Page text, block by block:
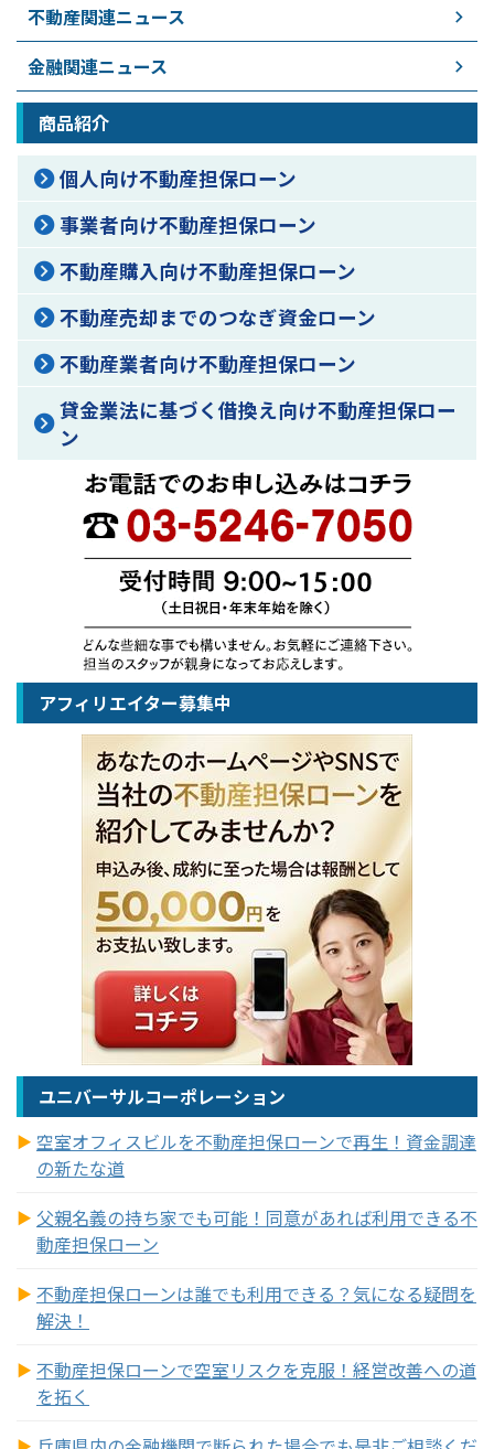
不動産関連ニュース
金融関連ニュース
商品紹介
個人向け不動産担保ローン
事業者向け不動産担保ローン
不動産購入向け不動産担保ローン
不動産売却までのつなぎ資金ローン
不動産業者向け不動産担保ローン
貸金業法に基づく借換え向け不動産担保ロー
ン
アフィリエイター募集中
ユニバーサルコーポレーション
空室オフィスビルを不動産担保ローンで再生！資金調達
の新たな道
父親名義の持ち家でも可能！同意があれば利用できる不
動産担保ローン
不動産担保ローンは誰でも利用できる？気になる疑問を
解決！
不動産担保ローンで空室リスクを克服！経営改善への道
を拓く